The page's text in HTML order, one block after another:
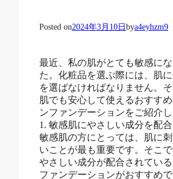
Posted on2024年3月10日 bya4eyhzm9
最近、私の肌がとても敏感に
た。化粧品を選ぶ際には、肌
を選ばなければなりません。
肌でも安心して使えるおすす
ンファンデーションをご紹介し
1. 敏感肌にやさしい成分を配合
敏感肌の方にとっては、肌に
いことが最も重要です。そこ
やさしい成分が配合されてい
ファンデーションがおすすめ